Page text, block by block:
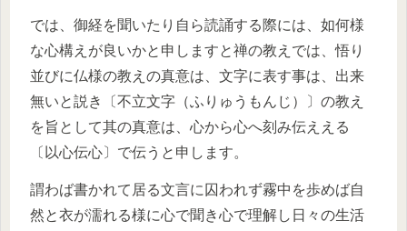
では、御経を聞いたり自ら読誦する際には、如何様
な心構えが良いかと申しますと禅の教えでは、悟り
並びに仏様の教えの真意は、文字に表す事は、出来
無いと説き〔不立文字（ふりゅうもんじ）〕の教え
を旨として其の真意は、心から心へ刻み伝ええる
〔以心伝心〕で伝うと申します。
謂わば書かれて居る文言に囚われず霧中を歩めば自
然と衣が濡れる様に心で聞き心で理解し日々の生活